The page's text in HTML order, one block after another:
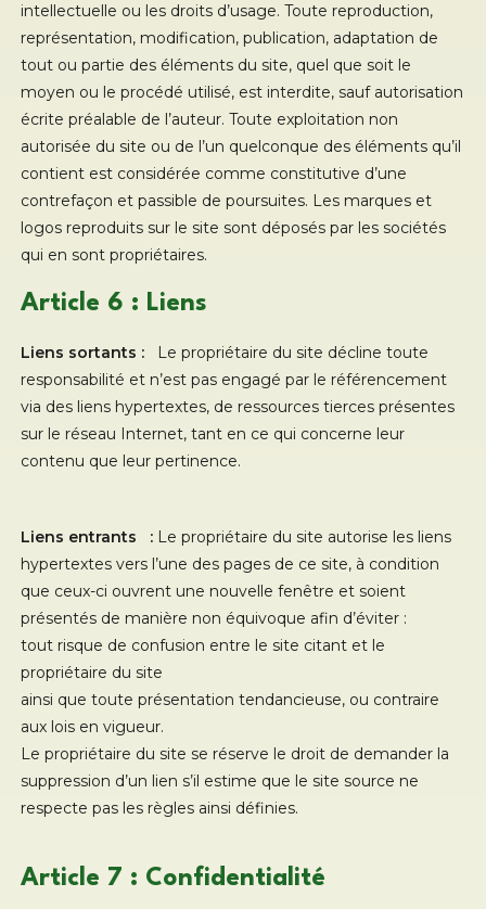
intellectuelle ou les droits d’usage. Toute reproduction,
représentation, modification, publication, adaptation de
tout ou partie des éléments du site, quel que soit le
moyen ou le procédé utilisé, est interdite, sauf autorisation
écrite préalable de l’auteur. Toute exploitation non
autorisée du site ou de l’un quelconque des éléments qu’il
contient est considérée comme constitutive d’une
contrefaçon et passible de poursuites. Les marques et
logos reproduits sur le site sont déposés par les sociétés
qui en sont propriétaires.
Article 6 : Liens
Liens sortants :Le propriétaire du site décline toute
responsabilité et n’est pas engagé par le référencement
via des liens hypertextes, de ressources tierces présentes
sur le réseau Internet, tant en ce qui concerne leur
contenu que leur pertinence.
Liens entrants :Le propriétaire du site autorise les liens
hypertextes vers l’une des pages de ce site, à condition
que ceux-ci ouvrent une nouvelle fenêtre et soient
présentés de manière non équivoque afin d’éviter :
tout risque de confusion entre le site citant et le
propriétaire du site
ainsi que toute présentation tendancieuse, ou contraire
aux lois en vigueur.
Le propriétaire du site se réserve le droit de demander la
suppression d’un lien s’il estime que le site source ne
respecte pas les règles ainsi définies.
Article 7 : Confidentialité